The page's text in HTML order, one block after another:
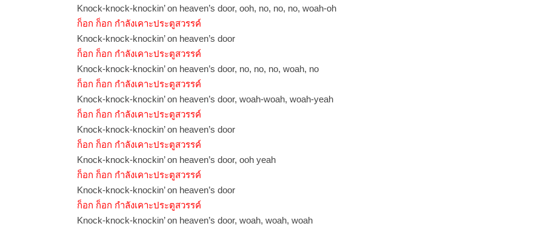
Knock-knock-knockin’ on heaven’s door, ooh, no, no, no, woah-oh
ก็อก ก็อก กำลังเคาะประตูสวรรค์
Knock-knock-knockin’ on heaven’s door
ก็อก ก็อก กำลังเคาะประตูสวรรค์
Knock-knock-knockin’ on heaven’s door, no, no, no, woah, no
ก็อก ก็อก กำลังเคาะประตูสวรรค์
Knock-knock-knockin’ on heaven’s door, woah-woah, woah-yeah
ก็อก ก็อก กำลังเคาะประตูสวรรค์
Knock-knock-knockin’ on heaven’s door
ก็อก ก็อก กำลังเคาะประตูสวรรค์
Knock-knock-knockin’ on heaven’s door, ooh yeah
ก็อก ก็อก กำลังเคาะประตูสวรรค์
Knock-knock-knockin’ on heaven’s door
ก็อก ก็อก กำลังเคาะประตูสวรรค์
Knock-knock-knockin’ on heaven’s door, woah, woah, woah